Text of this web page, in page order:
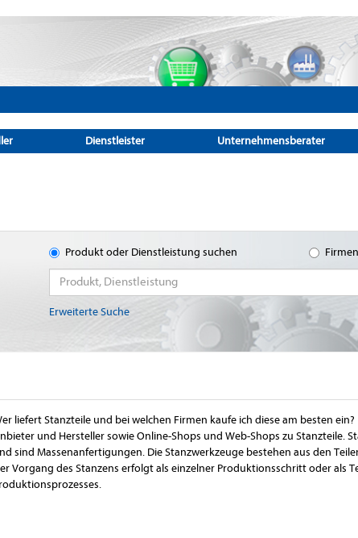
Dienstleister Unternehmensberater
Produkt oder Dienstleistung suchen
Erweiterte Suche
liefert Stanzteile und bei welchen Firmen kaufe ich diese am besten
und Hersteller sowie Online-Shops und Web-Shops zu Stanzteile.
sind Massenanfertigungen. Die Stanzwerkzeuge bestehen aus den
Vorgang des Stanzens erfolgt als einzelner Produktionsschritt oder als